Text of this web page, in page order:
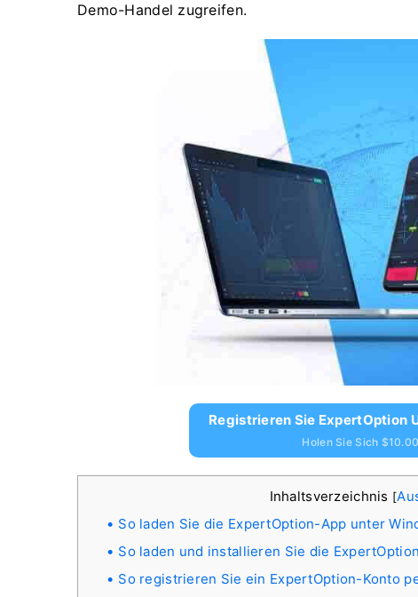
Demo-Handel zugreifen.
Registrieren Sie ExpertOption
Holen Sie Sich
Inhaltsverzeichnis [
So laden Sie die ExpertOption-App unter
So laden und installieren Sie die
So registrieren Sie ein ExpertOption-Konto